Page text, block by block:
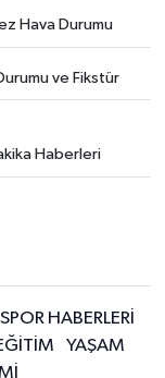
Hava Durumu
ve Fikstür
Haberleri
SPOR HABERLERİ
YAŞAM